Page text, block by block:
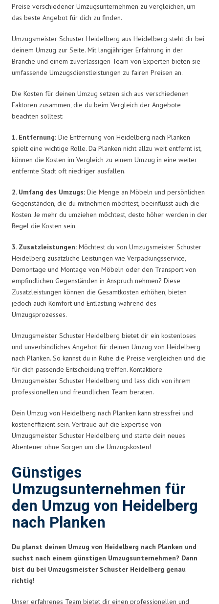
Preise verschiedener Umzugsunternehmen zu vergleichen, um
das beste Angebot für dich zu finden.
Umzugsmeister Schuster Heidelberg aus Heidelberg steht dir bei
deinem Umzug zur Seite. Mit langjähriger Erfahrung in der
Branche und einem zuverlässigen Team von Experten bieten sie
umfassende Umzugsdienstleistungen zu fairen Preisen an.
Die Kosten für deinen Umzug setzen sich aus verschiedenen
Faktoren zusammen, die du beim Vergleich der Angebote
beachten solltest:
1. Entfernung: Die Entfernung von Heidelberg nach Planken
spielt eine wichtige Rolle. Da Planken nicht allzu weit entfernt ist,
können die Kosten im Vergleich zu einem Umzug in eine weiter
entfernte Stadt oft niedriger ausfallen.
2. Umfang des Umzugs: Die Menge an Möbeln und persönlichen
Gegenständen, die du mitnehmen möchtest, beeinflusst auch die
Kosten. Je mehr du umziehen möchtest, desto höher werden in der
Regel die Kosten sein.
3. Zusatzleistungen: Möchtest du von Umzugsmeister Schuster
Heidelberg zusätzliche Leistungen wie Verpackungsservice,
Demontage und Montage von Möbeln oder den Transport von
empfindlichen Gegenständen in Anspruch nehmen? Diese
Zusatzleistungen können die Gesamtkosten erhöhen, bieten
jedoch auch Komfort und Entlastung während des
Umzugsprozesses.
Umzugsmeister Schuster Heidelberg bietet dir ein kostenloses
und unverbindliches Angebot für deinen Umzug von Heidelberg
nach Planken. So kannst du in Ruhe die Preise vergleichen und die
für dich passende Entscheidung treffen. Kontaktiere
Umzugsmeister Schuster Heidelberg und lass dich von ihrem
professionellen und freundlichen Team beraten.
Dein Umzug von Heidelberg nach Planken kann stressfrei und
kosteneffizient sein. Vertraue auf die Expertise von
Umzugsmeister Schuster Heidelberg und starte dein neues
Abenteuer ohne Sorgen um die Umzugskosten!
Günstiges
Umzugsunternehmen für
den Umzug von Heidelberg
nach Planken
Du planst deinen Umzug von Heidelberg nach Planken und
suchst nach einem günstigen Umzugsunternehmen? Dann
bist du bei Umzugsmeister Schuster Heidelberg genau
richtig!
Unser erfahrenes Team bietet dir einen professionellen und